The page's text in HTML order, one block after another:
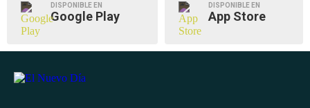
DISPONIBLE EN
Google Play
DISPONIBLE EN
App Store